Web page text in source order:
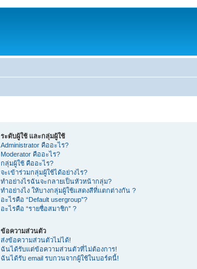
ระดับผู้ใช้ และกลุ่มผู้ใช้
Administrator คืออะไร?
Moderator คืออะไร?
กลุ่มผู้ใช้ คืออะไร?
จะเข้าร่วมกลุ่มผู้ใช้ได้อย่างไร?
ทำอย่างไรฉันจะกลายเป็นหัวหน้ากลุ่ม?
ทำอย่างไง ให้บางกลุ่มผู้ใช้แสดงสีที่แตกต่างกัน ?
อะไรคือ “Default usergroup”?
อะไรคือ “รายชื่อสมาชิก” ?
ข้อความส่วนตัว
ส่งข้อความส่วนตัวไม่ได้!
ฉันได้รับแต่ข้อความส่วนตัวที่ไม่ต้องการ!
ฉันได้รับ email รบกวนจากผู้ใช้ในบอร์ดนี้!